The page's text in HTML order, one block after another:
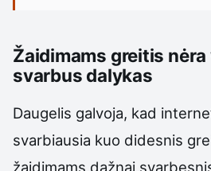
Žaidimams greitis
svarbus dalykas
Daugelis galvoja, kad
svarbiausia kuo didesnis
žaidimams dažnai